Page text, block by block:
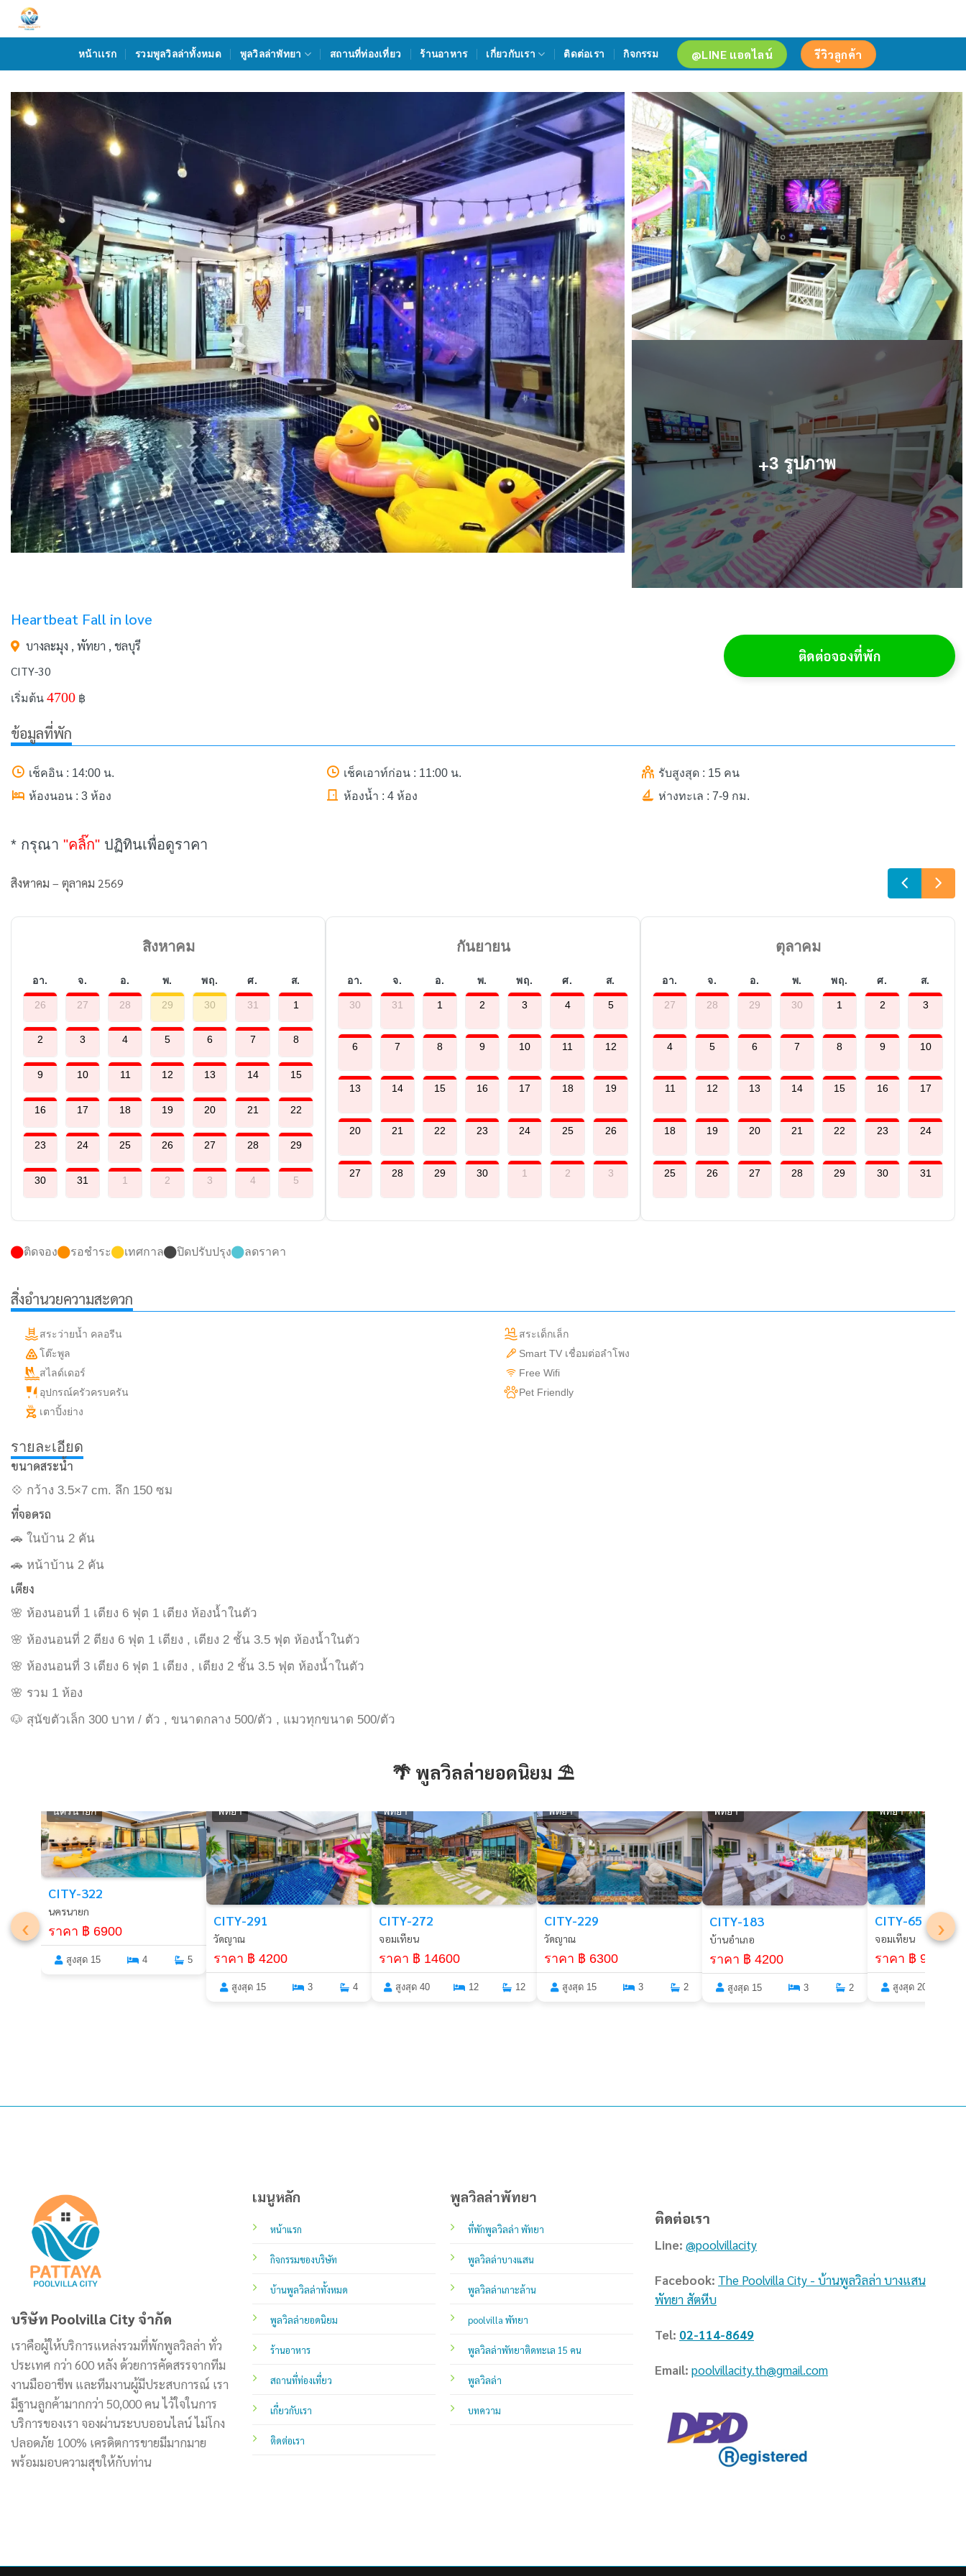
หน้าเเรก รวมพูลวิลล่าทั้งหมด พูลวิลล่าพัทยา สถานที่ท่องเที่ยว ร้านอาหาร เกี่ยวกับเรา ติดต่อเรา กิจกรรม @LINE แอดไลน์ รีวิวลูกค้า
+3 รูปภาพ
Heartbeat Fall in love
บางละมุง , พัทยา , ชลบุรี
CITY-30
เริ่มต้น 4700 ฿
ติดต่อจองที่พัก
ข้อมูลที่พัก
เช็คอิน : 14:00 น. เช็คเอาท์ก่อน : 11:00 น.
รับสูงสุด : 15 คน
ห้องนอน : 3 ห้อง
ห้องน้ำ : 4 ห้อง ห่างทะเล : 7-9 กม.
* กรุณา "คลิ๊ก" ปฏิทินเพื่อดูราคา
สิงหาคม – ตุลาคม 2569
สิงหาคม
อา. จ. อ. พ. พฤ. ศ. ส.
26 27 28 29 30 31 1
2 3 4 5 6 7 8
9 10 11 12 13 14 15
16 17 18 19 20 21 22
23 24 25 26 27 28 29
30 31 1 2 3 4 5
กันยายน
อา. จ. อ. พ. พฤ. ศ. ส.
30 31 1 2 3 4 5
6 7 8 9 10 11 12
13 14 15 16 17 18 19
20 21 22 23 24 25 26
27 28 29 30 1 2 3
ตุลาคม
อา. จ. อ. พ. พฤ. ศ. ส.
27 28 29 30 1 2 3
4 5 6 7 8 9 10
11 12 13 14 15 16 17
18 19 20 21 22 23 24
25 26 27 28 29 30 31
ติดจอง รอชำระ เทศกาล ปิดปรับปรุง ลดราคา
สิ่งอำนวยความสะดวก
สระว่ายน้ำ คลอรีน
โต๊ะพูล
สไลด์เดอร์
อุปกรณ์ครัวครบครัน
เตาปิ้งย่าง
สระเด็กเล็ก
Smart TV เชื่อมต่อลำโพง
Free Wifi
Pet Friendly
รายละเอียด
ขนาดสระน้ำ
💠 กว้าง 3.5×7 cm. ลึก 150 ซม
ที่จอดรถ
🚗 ในบ้าน 2 คัน
🚗 หน้าบ้าน 2 คัน
เตียง
🌸 ห้องนอนที่ 1 เตียง 6 ฟุต 1 เตียง ห้องน้ำในตัว
🌸 ห้องนอนที่ 2 ตียง 6 ฟุต 1 เตียง , เตียง 2 ชั้น 3.5 ฟุต ห้องน้ำในตัว
🌸 ห้องนอนที่ 3 เตียง 6 ฟุต 1 เตียง , เตียง 2 ชั้น 3.5 ฟุต ห้องน้ำในตัว
🌸 รวม 1 ห้อง
🐶 สุนัขตัวเล็ก 300 บาท / ตัว , ขนาดกลาง 500/ตัว , แมวทุกขนาด 500/ตัว
🌴 พูลวิลล่ายอดนิยม ⛱️
‹ ›
นครนายก
CITY-322
นครนายก
ราคา ฿ 6900
สูงสุด 15 4 5
พัทยา
CITY-291
วัดญาณ
ราคา ฿ 4200
สูงสุด 15 3 4
พัทยา
CITY-272
จอมเทียน
ราคา ฿ 14600
สูงสุด 40 12 12
พัทยา
CITY-229
วัดญาณ
ราคา ฿ 6300
สูงสุด 15 3 2
พัทยา
CITY-183
บ้านอำเภอ
ราคา ฿ 4200
สูงสุด 15 3 2
พัทยา
CITY-65
จอมเทียน
ราคา ฿ 9400
สูงสุด 20
บริษัท Poolvilla City จำกัด
เราคือผู้ให้บริการแหล่งรวมที่พักพูลวิลล่า ทั่ว
ประเทศ กว่า 600 หลัง ด้วยการคัดสรรจากทีม
งานมืออาชีพ และทีมงานผู้มีประสบการณ์ เรา
มีฐานลูกค้ามากกว่า 50,000 คน ไว้ใจในการ
บริการของเรา จองผ่านระบบออนไลน์ ไม่โกง
ปลอดภัย 100% เครดิตการขายมีมากมาย
พร้อมมอบความสุขให้กับท่าน
เมนูหลัก
หน้าแรก
กิจกรรมของบริษัท
บ้านพูลวิลล่าทั้งหมด
พูลวิลล่ายอดนิยม
ร้านอาหาร
สถานที่ท่องเที่ยว
เกี่ยวกับเรา
ติดต่อเรา
พูลวิลล่าพัทยา
ที่พักพูลวิลล่า พัทยา
พูลวิลล่าบางแสน
พูลวิลล่าเกาะล้าน
poolvilla พัทยา
พูลวิลล่าพัทยาติดทะเล 15 คน
พูลวิลล่า
บทความ
ติดต่อเรา
Line: @poolvillacity
Facebook: The Poolvilla City - บ้านพูลวิลล่า บางแสน
พัทยา สัตหีบ
Tel: 02-114-8649
Email: poolvillacity.th@gmail.com